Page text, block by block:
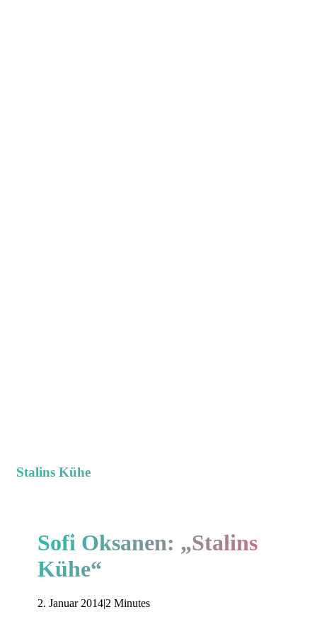
Stalins Kühe
Sofi Oksanen: „Stalins
Kühe“
2. Januar 2014|2 Minutes